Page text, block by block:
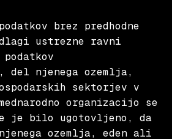
brez predhodne
ustrezne ravni
del njenega ozemlja,
sektorjev v
organizacijo se
je bilo ugotovljeno, da
ozemlja, eden ali